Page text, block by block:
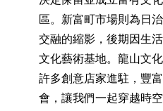
區。新富町市場則為日
交融的縮影，後期因生
文化藝術基地。龍山文
許多創意店家進駐，豐
會，讓我們一起穿越時